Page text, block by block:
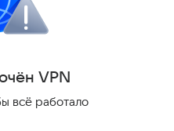
.
Поделиться
ён VPN
всё работало